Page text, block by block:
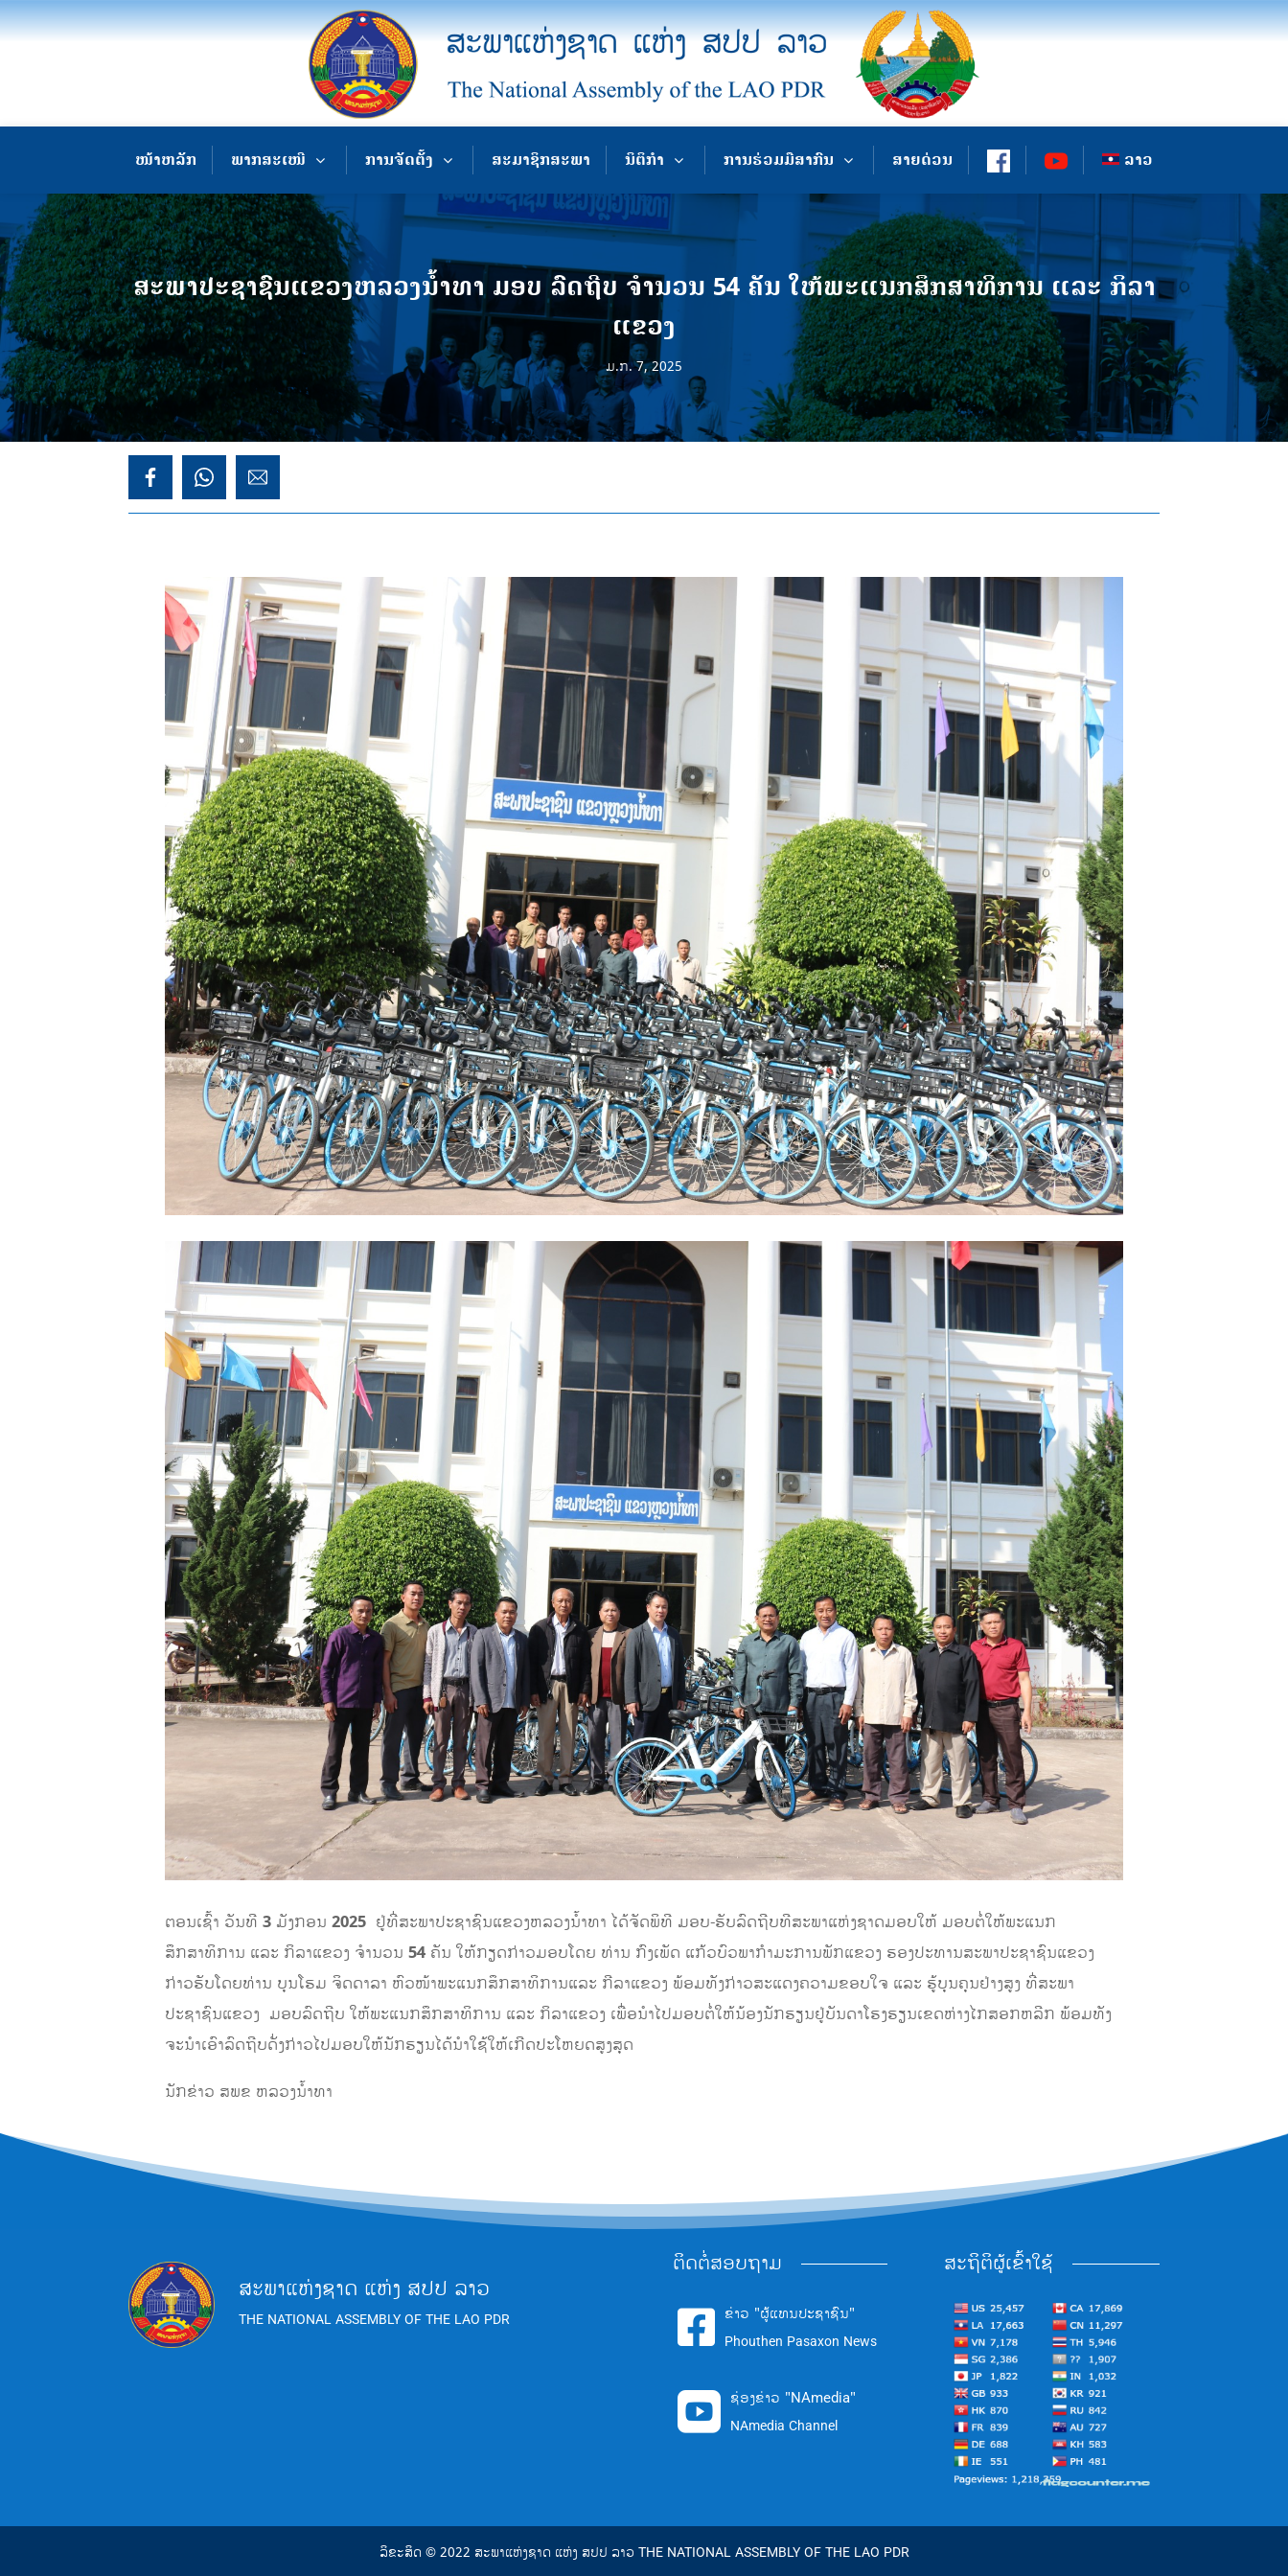
ໜ້າຫລັກ ພາກສະເໜີ ການຈັດຕັ້ງ ສະມາຊິກສະພາ ນິຕິກຳ ການຮ່ວມມືສາກົນ ສາຍດ່ວນ ລາວ
ສະພາປະຊາຊົນແຂວງຫລວງນ້ຳທາ ມອບ ລົດຖີບ ຈຳນວນ 54 ຄັນ ໃຫ້ພະແນກສຶກສາທິການ ແລະ ກິລາ
ແຂວງ
ມ.ກ. 7, 2025
ຕອນເຊົ້າ ວັນທີ 3 ມັງກອນ 2025 ຢູ່ທີ່ສະພາປະຊາຊົນແຂວງຫລວງນ້ຳທາ ໄດ້ຈັດພິທີ ມອບ-ຮັບລົດຖີບທີສະພາແຫ່ງຊາດມອບໃຫ້ ມອບຕໍ່ໃຫ້ພະແນກ
ສຶກສາທິການ ແລະ ກິລາແຂວງ ຈຳນວນ 54 ຄັນ ໃຫ້ກຽດກ່າວມອບໂດຍ ທ່ານ ກົງເພັດ ແກ້ວບົວພາກຳມະການພັກແຂວງ ຮອງປະທານສະພາປະຊາຊົນແຂວງ
ກ່າວຮັບໂດຍທ່ານ ບຸນໂຮມ ຈິດດາລາ ຫົວໜ້າພະແນກສຶກສາທິການແລະ ກີລາແຂວງ ພ້ອມທັງກ່າວສະແດງຄວາມຂອບໃຈ ແລະ ຮູ້ບຸນຄຸນຢ່າງສູງ ທີ່ສະພາ
ປະຊາຊົນແຂວງ ມອບລົດຖີບ ໃຫ້ພະແນກສຶກສາທິການ ແລະ ກິລາແຂວງ ເພື່ອນຳໄປມອບຕໍ່ໃຫ້ນ້ອງນັກຮຽນຢູ່ບັນດາໂຮງຮຽນເຂດຫ່າງໄກສອກຫລີກ ພ້ອມທັງ
ຈະນຳເອົາລົດຖີບດັ່ງກ່າວໄປມອບໃຫ້ນັກຮຽນໄດ້ນຳໃຊ້ໃຫ້ເກີດປະໂຫຍດສູງສຸດ
ນັກຂ່າວ ສພຂ ຫລວງນ້ຳທາ
ສະພາແຫ່ງຊາດ ແຫ່ງ ສປປ ລາວ
THE NATIONAL ASSEMBLY OF THE LAO PDR
ຕິດຕໍ່ສອບຖາມ
 ຂ່າວ "ຜູ້ແທນປະຊາຊົນ"
Phouthen Pasaxon News
 ຊ່ອງຂ່າວ "NAmedia"
NAmedia Channel
ສະຖິຕິຜູ້ເຂົ້າໃຊ້
ລິຂະສິດ © 2022 ສະພາແຫ່ງຊາດ ແຫ່ງ ສປປ ລາວ THE NATIONAL ASSEMBLY OF THE LAO PDR